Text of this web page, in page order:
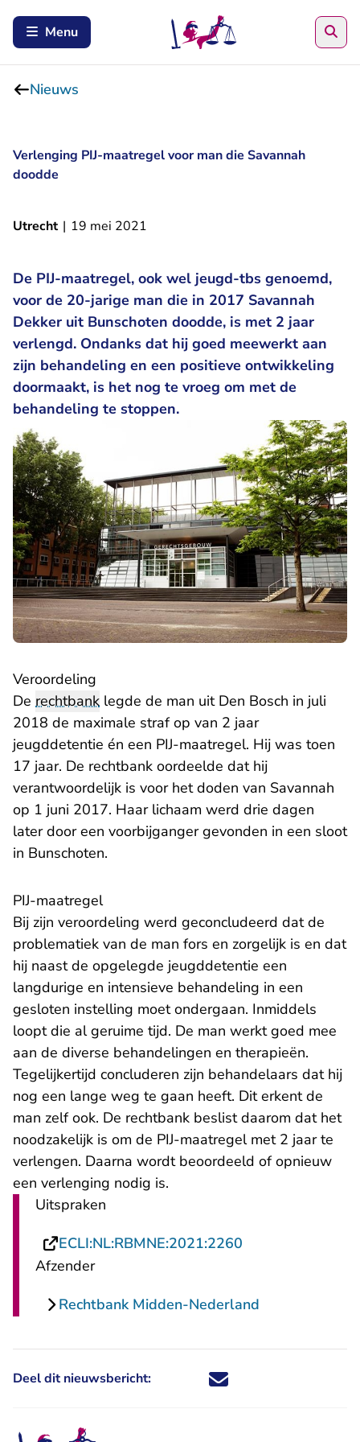
Menu
Nieuws
Verlenging PIJ-maatregel voor man die Savannah
doodde
Utrecht | 19 mei 2021
De PIJ-maatregel, ook wel jeugd-tbs genoemd,
voor de 20-jarige man die in 2017 Savannah
Dekker uit Bunschoten doodde, is met 2 jaar
verlengd. Ondanks dat hij goed meewerkt aan
zijn behandeling en een positieve ontwikkeling
doormaakt, is het nog te vroeg om met de
behandeling te stoppen.
Veroordeling
De rechtbank legde de man uit Den Bosch in juli
2018 de maximale straf op van 2 jaar
jeugddetentie én een PIJ-maatregel. Hij was toen
17 jaar. De rechtbank oordeelde dat hij
verantwoordelijk is voor het doden van Savannah
op 1 juni 2017. Haar lichaam werd drie dagen
later door een voorbijganger gevonden in een sloot
in Bunschoten.
PIJ-maatregel
Bij zijn veroordeling werd geconcludeerd dat de
problematiek van de man fors en zorgelijk is en dat
hij naast de opgelegde jeugddetentie een
langdurige en intensieve behandeling in een
gesloten instelling moet ondergaan. Inmiddels
loopt die al geruime tijd. De man werkt goed mee
aan de diverse behandelingen en therapieën.
Tegelijkertijd concluderen zijn behandelaars dat hij
nog een lange weg te gaan heeft. Dit erkent de
man zelf ook. De rechtbank beslist daarom dat het
noodzakelijk is om de PIJ-maatregel met 2 jaar te
verlengen. Daarna wordt beoordeeld of opnieuw
een verlenging nodig is.
Uitspraken
ECLI:NL:RBMNE:2021:2260
Afzender
Rechtbank Midden-Nederland
Deel dit nieuwsbericht: Deel dit nieuwsbericht via X -
Deel dit nieuwsbericht via
Deel dit nieuwsbericht
Deel dit